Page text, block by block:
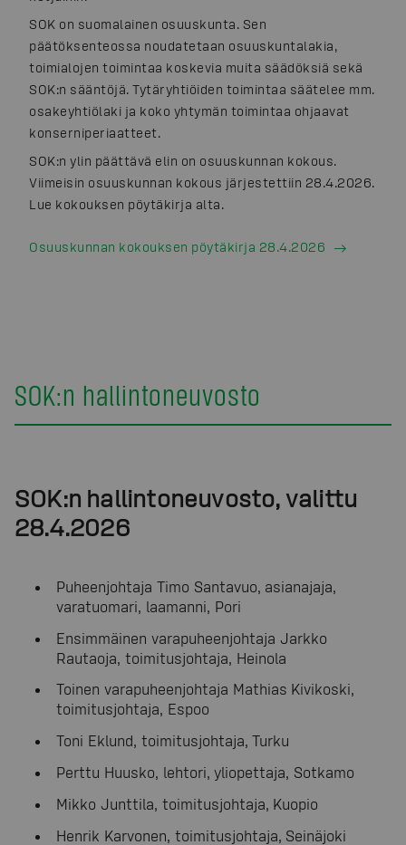
SOK on suomalainen osuuskunta. Sen
päätöksenteossa noudatetaan osuuskuntalakia,
toimialojen toimintaa koskevia muita säädöksiä sekä
SOK:n sääntöjä. Tytäryhtiöiden toimintaa säätelee mm.
osakeyhtiölaki ja koko yhtymän toimintaa ohjaavat
konserniperiaatteet.
SOK:n ylin päättävä elin on osuuskunnan kokous.
Viimeisin osuuskunnan kokous järjestettiin 28.4.2026.
Lue kokouksen pöytäkirja alta.
Osuuskunnan kokouksen pöytäkirja 28.4.2026
SOK:n hallintoneuvosto
SOK:n hallintoneuvosto, valittu
28.4.2026
Puheenjohtaja Timo Santavuo, asianajaja,
varatuomari, laamanni, Pori
Ensimmäinen varapuheenjohtaja Jarkko
Rautaoja, toimitusjohtaja, Heinola
Toinen varapuheenjohtaja Mathias Kivikoski,
toimitusjohtaja, Espoo
Toni Eklund, toimitusjohtaja, Turku
Perttu Huusko, lehtori, yliopettaja, Sotkamo
Mikko Junttila, toimitusjohtaja, Kuopio
Henrik Karvonen, toimitusjohtaja, Seinäjoki